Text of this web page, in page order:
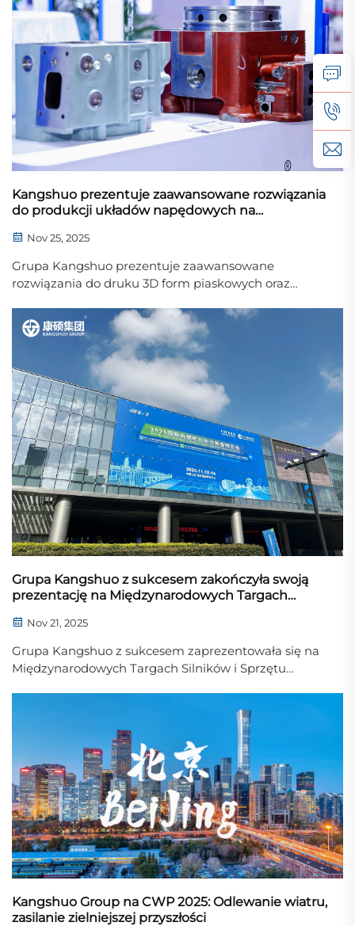
Kangshuo prezentuje zaawansowane rozwiązania
do produkcji układów napędowych na
2025Nov 25, 2025
Grupa Kangshuo prezentuje zaawansowane
rozwiązania do druku 3D form piaskowych oraz
Nankinie, wspierając pojazdy komercyjne, silniki
okrętowe oraz systemy napędu wodorowego.
Grupa Kangshuo z sukcesem zakończyła swoją
prezentację na Międzynarodowych Targach
2025 roku
Nov 21, 2025
Grupa Kangshuo z sukcesem zaprezentowała się na
Międzynarodowych Targach Silników i Sprzętu
Wystawienniczym w Nankinie. Jako wiodący
dostawca inteligentnych rozwiązań produkcyjnych i...
Kangshuo Group na CWP 2025: Odlewanie wiatru,
zasilanie zielniejszej przyszłości